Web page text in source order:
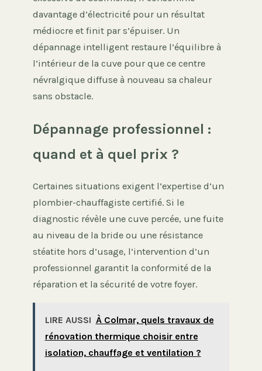
davantage d’électricité pour un résultat
médiocre et finit par s’épuiser. Un
dépannage intelligent restaure l’équilibre à
l’intérieur de la cuve pour que ce centre
névralgique diffuse à nouveau sa chaleur
sans obstacle.
Dépannage professionnel :
quand et à quel prix ?
Certaines situations exigent l’expertise d’un
plombier-chauffagiste certifié. Si le
diagnostic révèle une cuve percée, une fuite
au niveau de la bride ou une résistance
stéatite hors d’usage, l’intervention d’un
professionnel garantit la conformité de la
réparation et la sécurité de votre foyer.
LIRE AUSSI À Colmar, quels travaux de
rénovation thermique choisir entre
isolation, chauffage et ventilation ?